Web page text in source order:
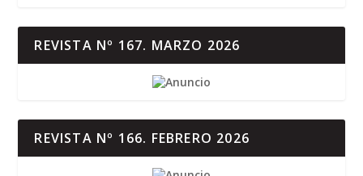
REVISTA Nº 167. MARZO 2026
REVISTA Nº 166. FEBRERO 2026